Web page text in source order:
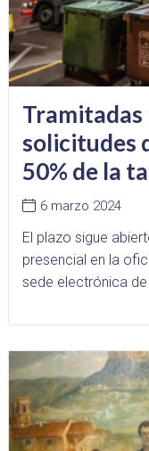
Tramitadas
solicitudes
50% de la
6 marzo 2024
El plazo sigue
presencial en la
sede electrónica de